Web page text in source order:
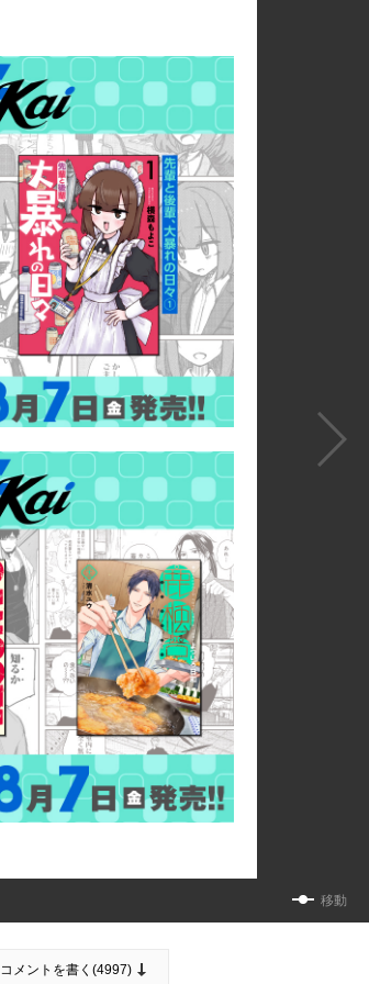
移動
コメントを書く(4997)